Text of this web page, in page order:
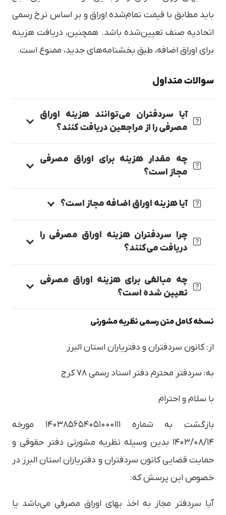
باید مطابق با قیمت تمام‌شده اوراق و بر اساس نرخ رسمی
اتحادیه صنف تعیین‌شده باشد. همچنین، دریافت هزینه
برای اوراق اضافه، طبق بخشنامه‌های جدید، ممنوع است.
سوالات متداول
آیا سردفتران می‌توانند هزینه اوراق
مصرفی را از مراجعین دریافت کنند؟
چه مقدار هزینه برای اوراق مصرفی
مجاز است؟
آیا هزینه اوراق اضافه مجاز است؟
چرا سردفتران هزینه اوراق مصرفی را
دریافت می‌کنند؟
چه مبالغی برای هزینه اوراق مصرفی
تعیین شده است؟
نسخه کامل متن رسمی نظریه مشورتی
از: کانون سردفتران و دفتریاران استان البرز
به: سردفتر محترم دفتر اسناد رسمی ۷۸ کرج
با سلام و احترام
بازگشت به شماره ۱۴۰۳۸۵۶۵۴۰۵۱۰۰۰۱۱۱ مورخه
۱۴۰۳/۰۸/۱۴ بدین وسیله نظریه مشورتی دفتر حقوقی و
حمایت قضایی کانون سردفتران و دفتریاران استان البرز در
خصوص این پرسش که:
آیا سردفتر مجاز به اخذ بهای اوراق مصرفی می‌باشد یا